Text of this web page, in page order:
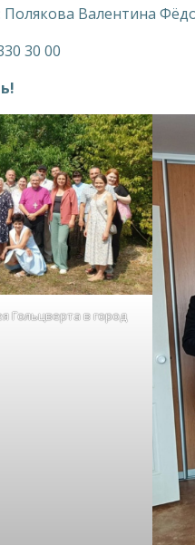
Валентина
30 00
Гольцверта в город